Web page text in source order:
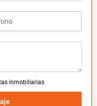
inmobiliarias